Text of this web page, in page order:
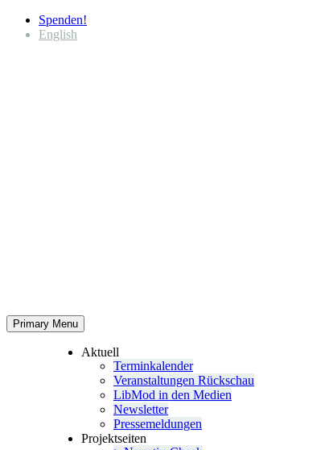
Spenden!
English
Primary Menu
Aktuell
Termin­ka­lender
Veran­stal­tungen Rückschau
LibMod in den Medien
Newsletter
Presse­mel­dungen
Projekt­seiten